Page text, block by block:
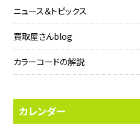
ニュース＆トピックス
買取屋さんblog
カラーコードの解説
カレンダー